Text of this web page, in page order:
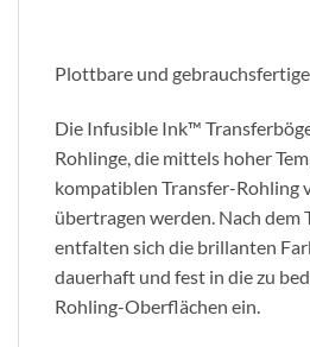
Plottbare und
Die Infusible Ink™
Rohlinge, die mittels hoher
kompatiblen Transfer-Rohling
übertragen werden. Nach dem
entfalten sich die brillanten
dauerhaft und fest in die zu
Rohling-Oberflächen ein.